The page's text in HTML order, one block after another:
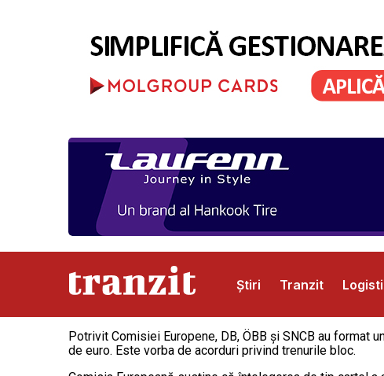
Știri Tranzit
Abonamente Publicitate Contact
Potrivit Comisiei Europene, DB, ÖBB și SNCB au
de euro. Este vorba de acorduri privind trenurile bloc.